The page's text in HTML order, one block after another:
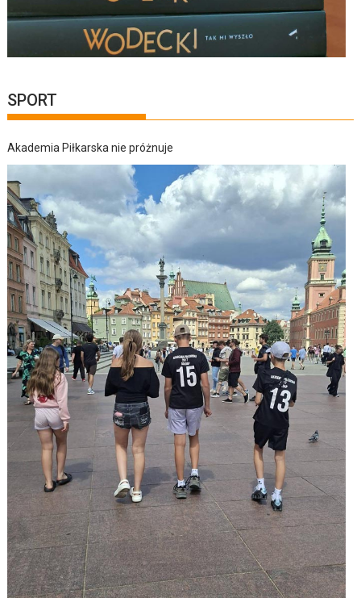
SPORT
Akademia Piłkarska nie próżnuje